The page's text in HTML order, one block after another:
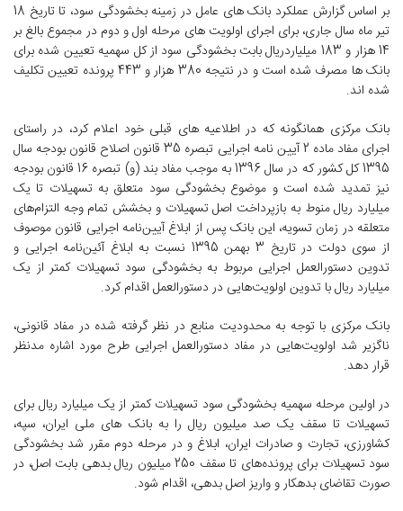
بر اساس گزارش عملکرد بانک های عامل در زمینه بخشودگی سود، تا تاریخ 18
تیر ماه سال جاری، برای اجرای اولویت های مرحله اول و دوم در مجموع بالغ بر
14 هزار و 183 میلیاردریال بابت بخشودگی سود از کل سهمیه تعیین شده برای
بانک ها مصرف شده است و در نتیجه 380 هزار و 443 پرونده تعیین تکلیف
شده اند.
بانک مرکزی همانگونه که در اطلاعیه های قبلی خود اعلام کرد، در راستای
اجرای مفاد ماده 2 آیین نامه اجرایی تبصره 35 قانون اصلاح قانون بودجه سال
1395 کل کشور که در سال 1396 به موجب مفاد بند (و) تبصره 16 قانون بودجه
نیز تمدید شده است و موضوع بخشودگی سود متعلق به تسهیلات تا یک
میلیارد ریال منوط به بازپرداخت اصل تسهیلات و بخشش تمام وجه ‌التزا‌م‌های
متعلقه در زمان تسویه، این بانک پس از ابلاغ آیین‌نامه اجرایی قانون موصوف
از سوی دولت در تاریخ 3‏ بهمن 1395 نسبت به ابلاغ آئین‌نامه اجرایی و
تدوین دستورالعمل اجرایی مربوط به بخشودگی سود تسهیلات کمتر از یک
میلیارد ریال با تدوین اولویت‌هایی در دستورالعمل اقدام کرد.
بانک مرکزی با توجه به محدودیت منابع در نظر گرفته شده در مفاد قانونی،
ناگزیر شد اولویت‌هایی در مفاد دستورالعمل اجرایی طرح مورد اشاره مدنظر
قرار دهد.
در اولین مرحله سهمیه‌ بخشودگی سود تسهیلات کمتر از یک میلیارد ریال برای
تسهیلات تا سقف یک صد میلیون ریال را به بانک های ملی ایران، سپه،
کشاورزی، تجارت و صادرات ایران، ابلاغ و در مرحله دوم مقرر شد بخشودگی
سود تسهیلات برای پرونده‌های تا سقف 250 میلیون ریال بدهی بابت اصل، در
صورت تقاضای بدهکار و واریز اصل بدهی، اقدام شود.